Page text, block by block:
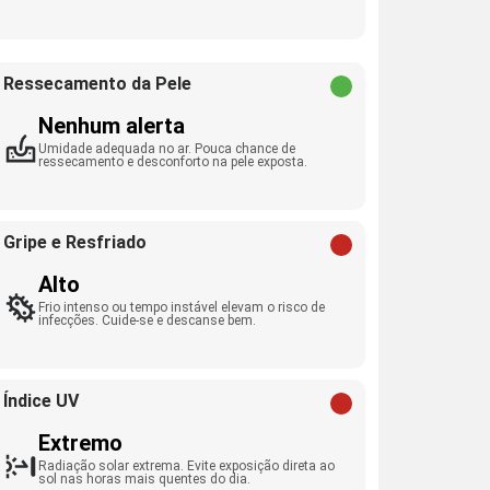
Ressecamento da Pele
Nenhum alerta
Umidade adequada no ar. Pouca chance de
ressecamento e desconforto na pele exposta.
Gripe e Resfriado
Alto
Frio intenso ou tempo instável elevam o risco de
infecções. Cuide-se e descanse bem.
Índice UV
Extremo
Radiação solar extrema. Evite exposição direta ao
sol nas horas mais quentes do dia.